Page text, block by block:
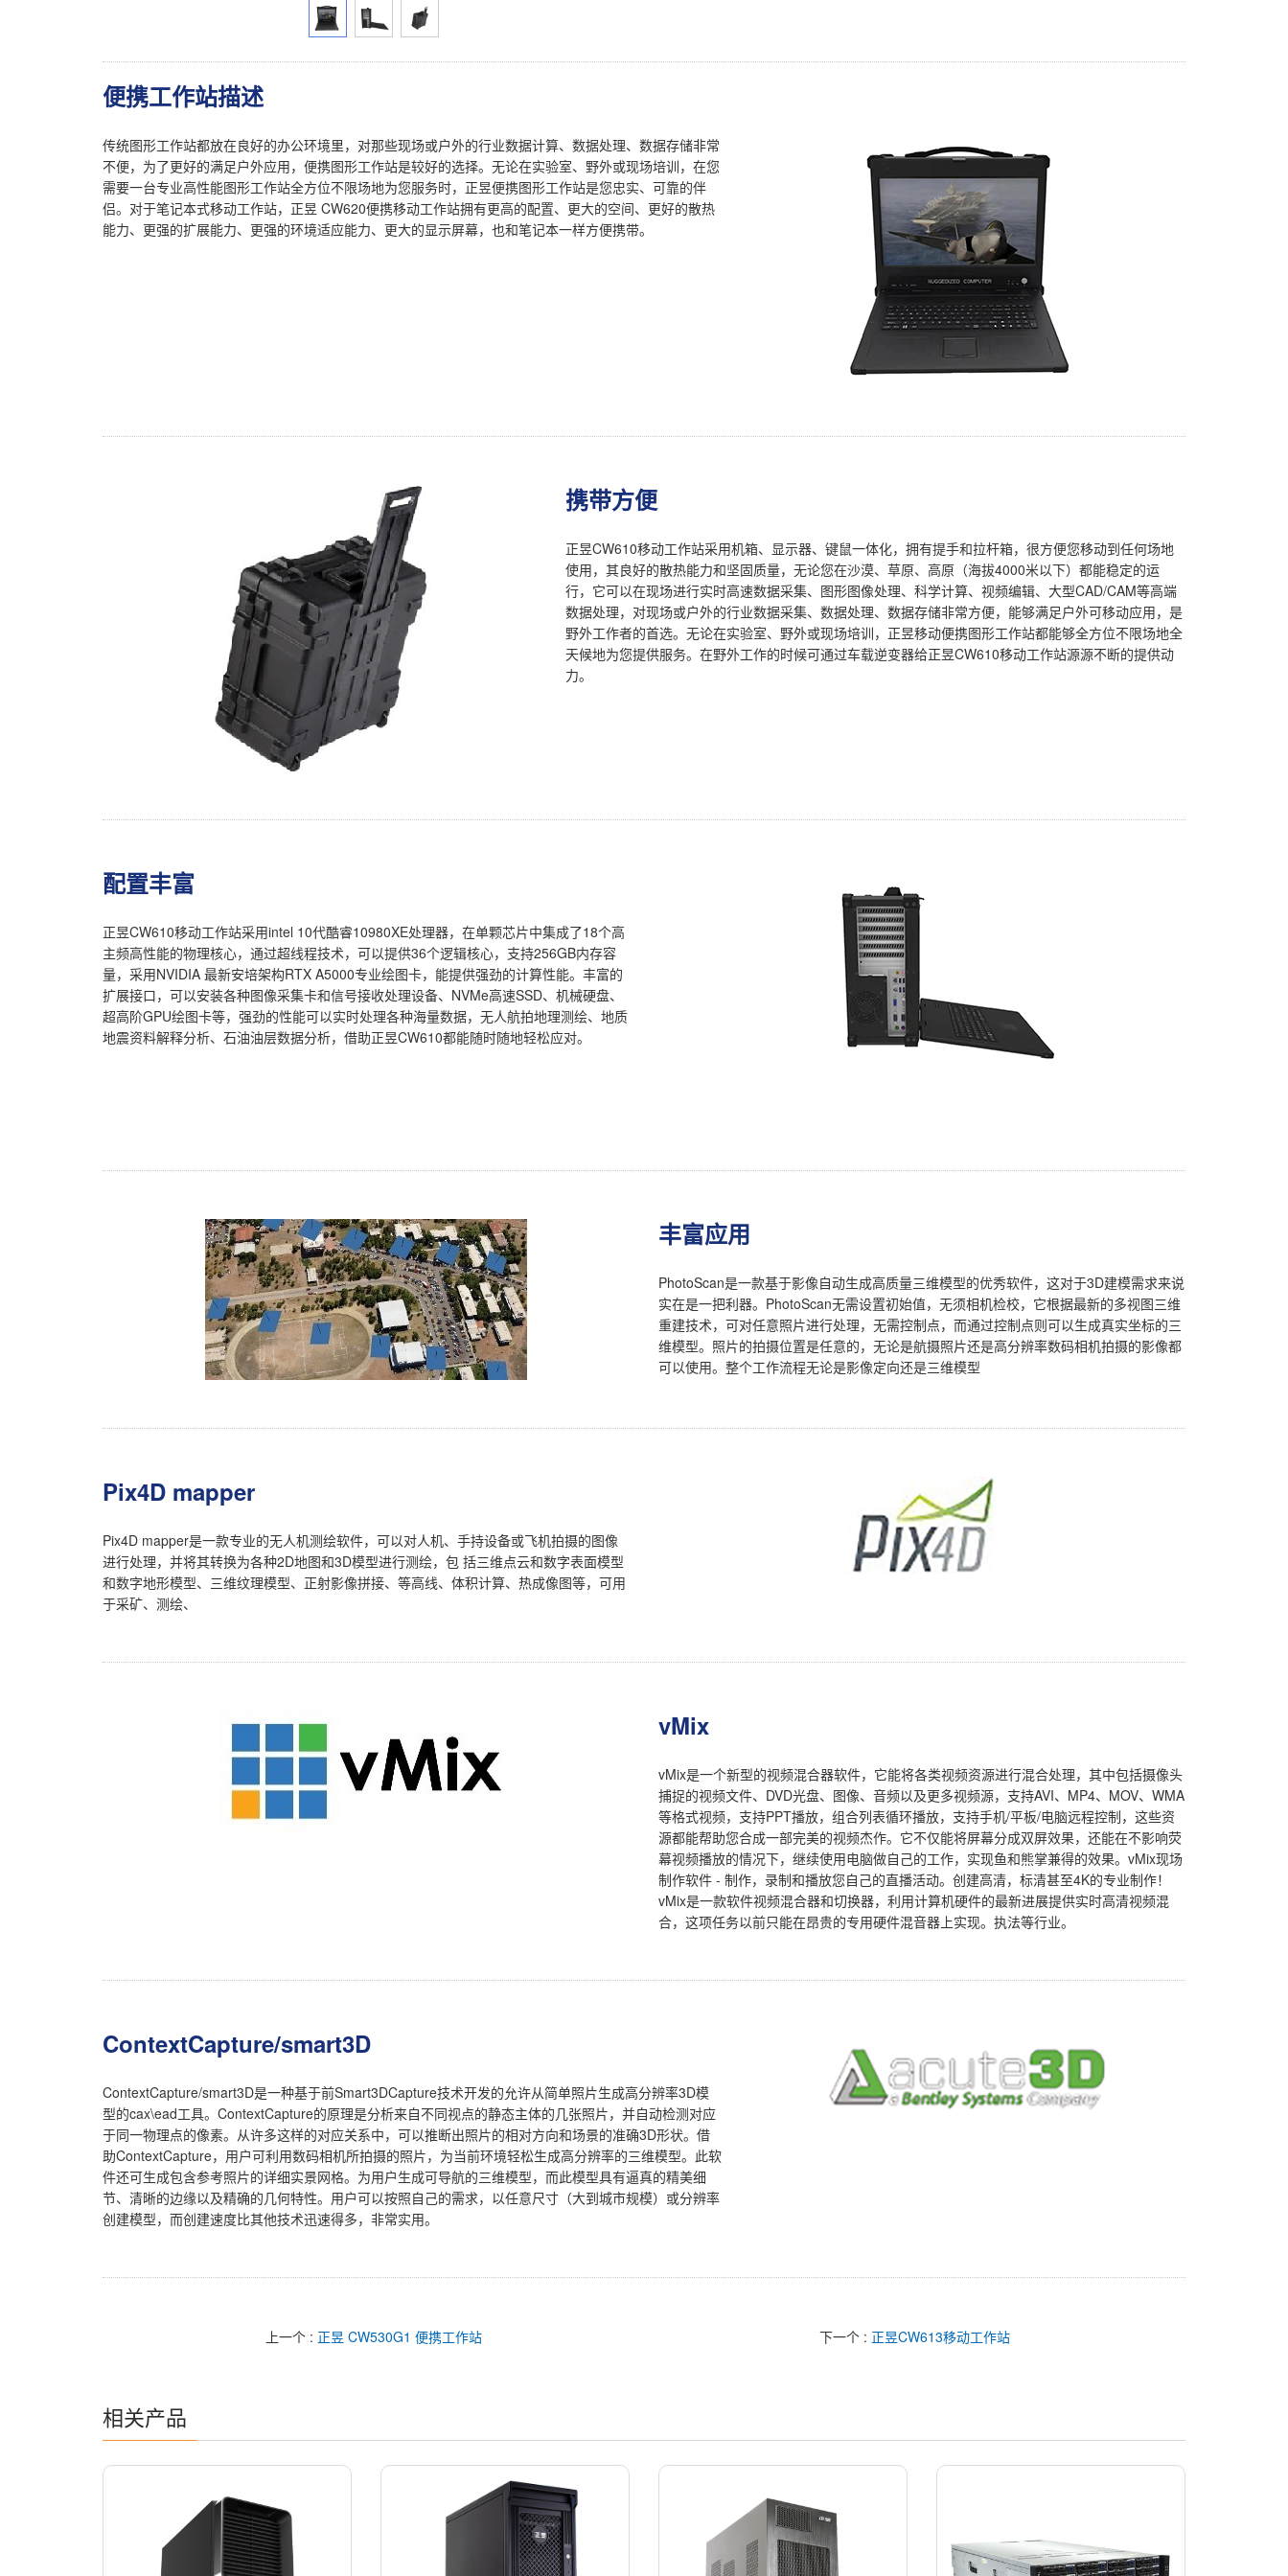
便携工作站描述
传统图形工作站都放在良好的办公环境里，对那些现场或户外的行业数据计算、数据处理、数据存储非常
不便，为了更好的满足户外应用，便携图形工作站是较好的选择。无论在实验室、野外或现场培训，在您
需要一台专业高性能图形工作站全方位不限场地为您服务时，正昱便携图形工作站是您忠实、可靠的伴
侣。对于笔记本式移动工作站，正昱 CW620便携移动工作站拥有更高的配置、更大的空间、更好的散热
能力、更强的扩展能力、更强的环境适应能力、更大的显示屏幕，也和笔记本一样方便携带。
携带方便
正昱CW610移动工作站采用机箱、显示器、键鼠一体化，拥有提手和拉杆箱，很方便您移动到任何场地
使用，其良好的散热能力和坚固质量，无论您在沙漠、草原、高原（海拔4000米以下）都能稳定的运
行，它可以在现场进行实时高速数据采集、图形图像处理、科学计算、视频编辑、大型CAD/CAM等高端
数据处理，对现场或户外的行业数据采集、数据处理、数据存储非常方便，能够满足户外可移动应用，是
野外工作者的首选。无论在实验室、野外或现场培训，正昱移动便携图形工作站都能够全方位不限场地全
天候地为您提供服务。在野外工作的时候可通过车载逆变器给正昱CW610移动工作站源源不断的提供动
力。
配置丰富
正昱CW610移动工作站采用intel 10代酷睿10980XE处理器，在单颗芯片中集成了18个高
主频高性能的物理核心，通过超线程技术，可以提供36个逻辑核心，支持256GB内存容
量，采用NVIDIA 最新安培架构RTX A5000专业绘图卡，能提供强劲的计算性能。丰富的
扩展接口，可以安装各种图像采集卡和信号接收处理设备、NVMe高速SSD、机械硬盘、
超高阶GPU绘图卡等，强劲的性能可以实时处理各种海量数据，无人航拍地理测绘、地质
地震资料解释分析、石油油层数据分析，借助正昱CW610都能随时随地轻松应对。
丰富应用
PhotoScan是一款基于影像自动生成高质量三维模型的优秀软件，这对于3D建模需求来说
实在是一把利器。PhotoScan无需设置初始值，无须相机检校，它根据最新的多视图三维
重建技术，可对任意照片进行处理，无需控制点，而通过控制点则可以生成真实坐标的三
维模型。照片的拍摄位置是任意的，无论是航摄照片还是高分辨率数码相机拍摄的影像都
可以使用。整个工作流程无论是影像定向还是三维模型
Pix4D mapper
Pix4D mapper是一款专业的无人机测绘软件，可以对人机、手持设备或飞机拍摄的图像
进行处理，并将其转换为各种2D地图和3D模型进行测绘，包 括三维点云和数字表面模型
和数字地形模型、三维纹理模型、正射影像拼接、等高线、体积计算、热成像图等，可用
于采矿、测绘、
vMix
vMix是一个新型的视频混合器软件，它能将各类视频资源进行混合处理，其中包括摄像头
捕捉的视频文件、DVD光盘、图像、音频以及更多视频源，支持AVI、MP4、MOV、WMA
等格式视频，支持PPT播放，组合列表循环播放，支持手机/平板/电脑远程控制，这些资
源都能帮助您合成一部完美的视频杰作。它不仅能将屏幕分成双屏效果，还能在不影响荧
幕视频播放的情况下，继续使用电脑做自己的工作，实现鱼和熊掌兼得的效果。vMix现场
制作软件 - 制作，录制和播放您自己的直播活动。创建高清，标清甚至4K的专业制作！
vMix是一款软件视频混合器和切换器，利用计算机硬件的最新进展提供实时高清视频混
合，这项任务以前只能在昂贵的专用硬件混音器上实现。执法等行业。
ContextCapture/smart3D
ContextCapture/smart3D是一种基于前Smart3DCapture技术开发的允许从简单照片生成高分辨率3D模
型的cax\ead工具。ContextCapture的原理是分析来自不同视点的静态主体的几张照片，并自动检测对应
于同一物理点的像素。从许多这样的对应关系中，可以推断出照片的相对方向和场景的准确3D形状。借
助ContextCapture，用户可利用数码相机所拍摄的照片，为当前环境轻松生成高分辨率的三维模型。此软
件还可生成包含参考照片的详细实景网格。为用户生成可导航的三维模型，而此模型具有逼真的精美细
节、清晰的边缘以及精确的几何特性。用户可以按照自己的需求，以任意尺寸（大到城市规模）或分辨率
创建模型，而创建速度比其他技术迅速得多，非常实用。
上一个 : 正昱 CW530G1 便携工作站 下一个 : 正昱CW613移动工作站
相关产品